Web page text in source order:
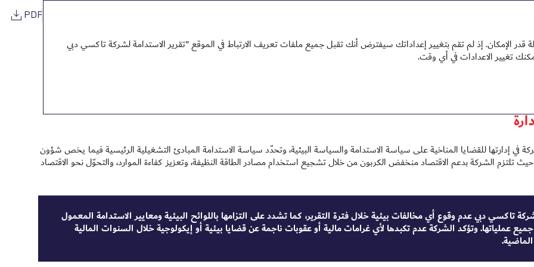
PDF
المناخ
في إدارتها للقضايا المناخية على سياسة الاستدامة والسياسة البيئية، وتحدّد سياسة الاستدامة المبادئ التشغيلية الرئيسية فيما يخص شؤون
حيث تلتزم الشركة بدعم الاقتصاد منخفض الكربون من خلال تشجيع استخدام مصادر الطاقة النظيفة، وتعزيز كفاءة الموارد، والتحوّل نحو الاقتصاد
تاكسي دبي عدم وقوع أي مخالفات بيئية خلال فترة التقرير، كما تشدد على التزامها باللوائح البيئية ومعايير الاستدامة المعمول
جميع عملياتها. وتؤكد الشركة عدم تكبدها لأي غرامات مالية أو عقوبات ناجمة عن قضايا بيئية أو إيكولوجية خلال السنوات المالية
الماضية.
الإمكان. إذ لم تقم بتغيير إعداداتك سيفترض أنك تقبل جميع ملفات تعريف الارتباط في الموقع "تقرير الاستدامة لشركة تاكسي دبي